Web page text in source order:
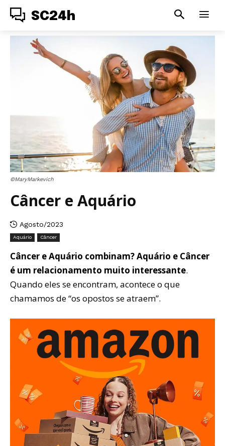
SC24h
©MaryMarkevich
Câncer e Aquário
Agosto/2023
Aquário Câncer
Câncer e Aquário combinam? Aquário e Câncer
é um relacionamento muito interessante.
Quando eles se encontram, acontece o que
chamamos de “os opostos se atraem”.